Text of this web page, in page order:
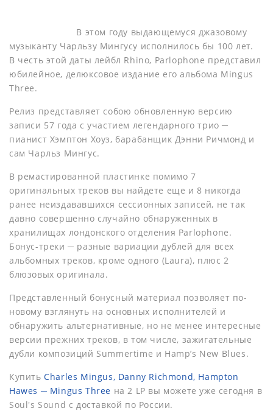
В этом году выдающемуся джазовому
музыканту Чарльзу Мингусу исполнилось бы 100 лет.
В честь этой даты лейбл Rhino, Parlophone представил
юбилейное, делюксовое издание его альбома Mingus
Three.
Релиз представляет собою обновленную версию
записи 57 года с участием легендарного трио ─
пианист Хэмптон Хоуз, барабанщик Дэнни Ричмонд и
сам Чарльз Мингус.
В ремастированной пластинке помимо 7
оригинальных треков вы найдете еще и 8 никогда
ранее неиздававшихся сессионных записей, не так
давно совершенно случайно обнаруженных в
хранилищах лондонского отделения Parlophone.
Бонус-треки ─ разные вариации дублей для всех
альбомных треков, кроме одного (Laura), плюс 2
блюзовых оригинала.
Представленный бонусный материал позволяет по-
новому взглянуть на основных исполнителей и
обнаружить альтернативные, но не менее интересные
версии прежних треков, в том числе, зажигательные
дубли композиций Summertime и Hamp’s New Blues.
КупитьCharles Mingus, Danny Richmond, Hampton
Hawes ─ Mingus Three на 2 LP вы можете уже сегодня в
Soul's Sound с доставкой по России.